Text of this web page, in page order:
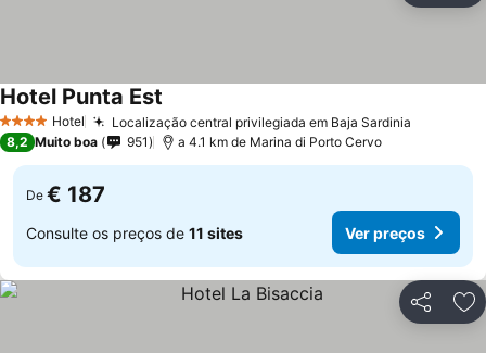
4 EstrelasHotel Localização central privilegiada em Baja Sardinia
Hotel Punta Est
8,2 Muito boa 951 a 4.1 km de Marina di Porto Cervo
De € 187
Consulte os preços de 11 sites Ver preços
Partilhar